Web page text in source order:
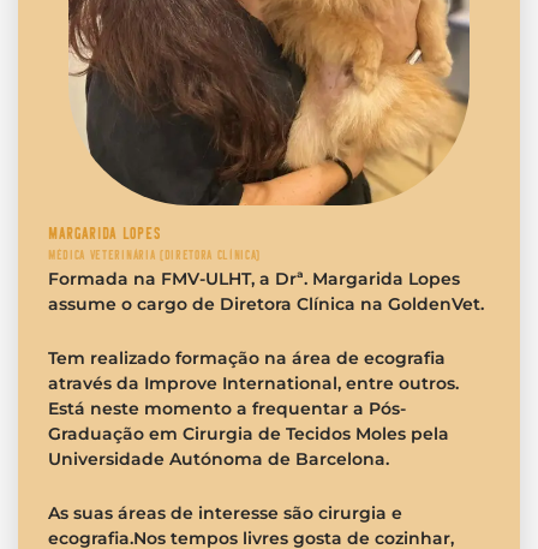
MARGARIDA LOPES
MÉDICA VETERINÁRIA (DIRETORA CLÍNICA)
Formada na FMV-ULHT, a Drª. Margarida Lopes
assume o cargo de Diretora Clínica na GoldenVet.
Tem realizado formação na área de ecografia
através da Improve International, entre outros.
Está neste momento a frequentar a Pós-
Graduação em Cirurgia de Tecidos Moles pela
Universidade Autónoma de Barcelona.
As suas áreas de interesse são cirurgia e
ecografia.Nos tempos livres gosta de cozinhar,